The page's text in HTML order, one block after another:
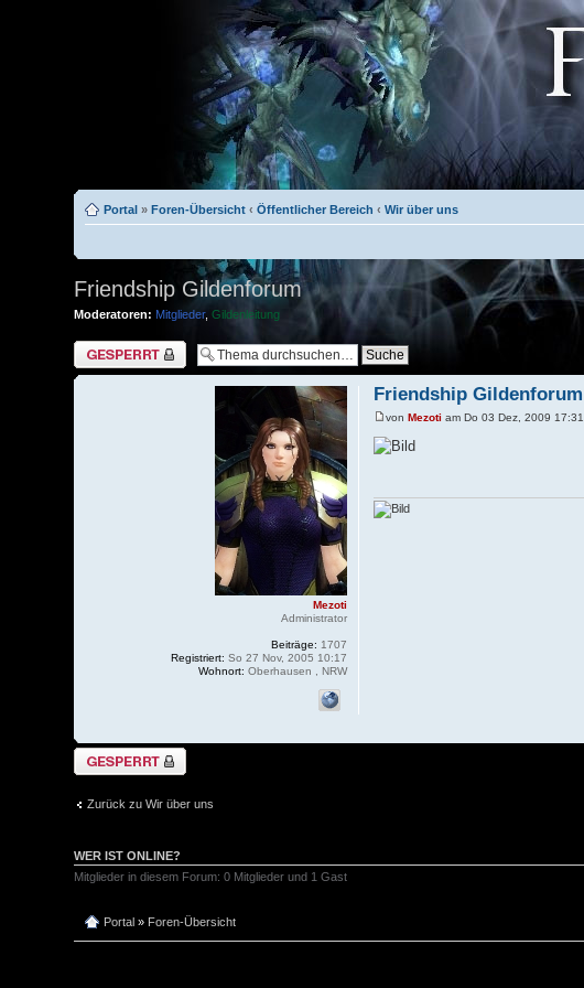
Portal » Foren-Übersicht ‹ Öffentlicher Bereich ‹ Wir über uns
Friendship Gildenforum
Moderatoren: Mitglieder, Gildenleitung
Thema gesperrt
Friendship Gildenforum
von Mezoti am Do 03 Dez, 2009 17:31
Mezoti
Administrator
Beiträge: 1707
Registriert: So 27 Nov, 2005 10:17
Wohnort: Oberhausen , NRW
Thema gesperrt
Zurück zu Wir über uns
WER IST ONLINE?
Mitglieder in diesem Forum: 0 Mitglieder und 1 Gast
Portal » Foren-Übersicht